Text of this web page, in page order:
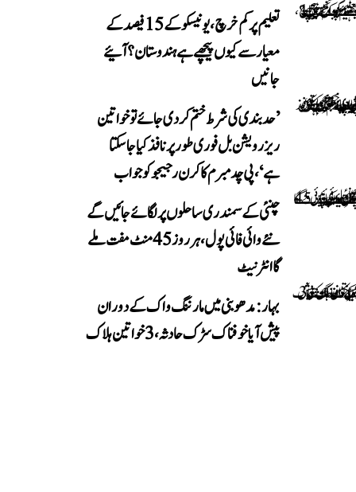
تعلیم پر کم خرچ، یونیسکو کے 15 فیصد کے
معیار سے کیوں پیچھے ہے ہندوستان؟ آئیے
جانیں
’حد بندی کی شرط ختم کر دی جائے تو خواتین
ریزرویشن بل فوری طور پر نافذ کیا جا سکتا
ہے‘، پی چدمبرم کا کرن رجیجو کو جواب
چنئی کے سمندری ساحلوں پر لگائے جائیں گے
نئے وائی فائی پول، ہر روز 45 منٹ مفت ملے
گا انٹرنیٹ
بہار: مدھوبنی میں مارننگ واک کے دوران
پیش آیا خوفناک سڑک حادثہ، 3 خواتین ہلاک